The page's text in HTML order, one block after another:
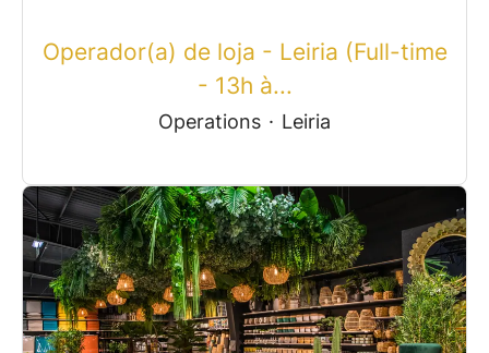
Operador(a) de loja - Leiria (Full-time
- 13h à...
Operations · Leiria